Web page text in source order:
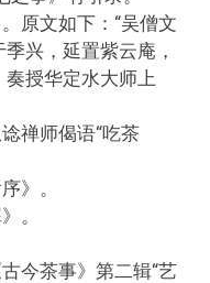
原文如下：“吴僧文
兴，延置紫云庵，
授华定水大师上
禅师偈语“吃茶
》。
。
今茶事》第二辑“艺